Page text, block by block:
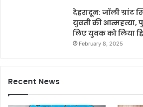
देहरादून: जॉली ग्रांट
युवती की
लिए युवक को लिया
February 8, 2025
Recent News